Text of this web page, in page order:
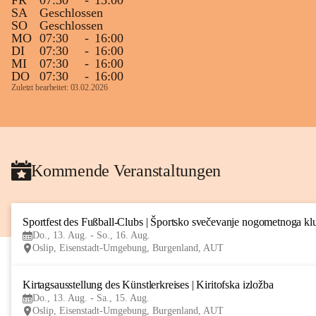
SA
Geschlossen
SO
Geschlossen
MO 07:30 - 16:00
DI
07:30 - 16:00
MI
07:30 - 16:00
DO
07:30 - 16:00
Zuletzt bearbeitet: 03.02.2026
Kommende Veranstaltungen
Sportfest des Fußball-Clubs | Športsko svečevanje nogometnoga
Do., 13. Aug. - So., 16. Aug.
Oslip, Eisenstadt-Umgebung, Burgenland, AUT
Kirtagsausstellung des Künstlerkreises | Kiritofska izložba
Do., 13. Aug. - Sa., 15. Aug.
Oslip, Eisenstadt-Umgebung, Burgenland, AUT